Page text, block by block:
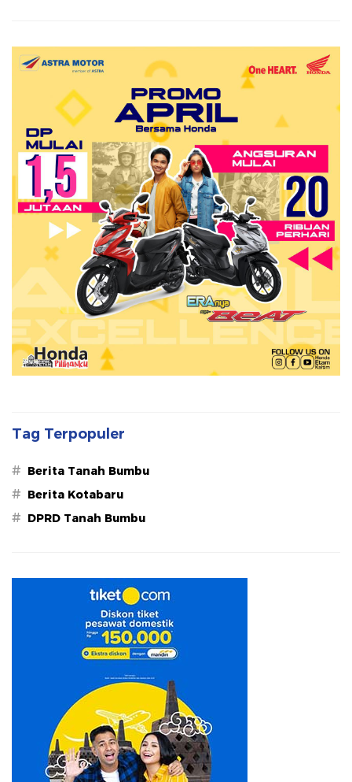
Tag Terpopuler
# Berita Tanah Bumbu
# Berita Kotabaru
# DPRD Tanah Bumbu